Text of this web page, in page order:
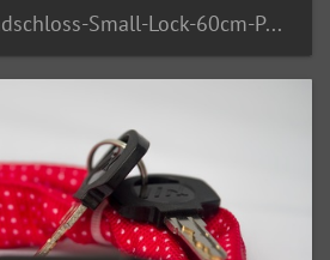
20398-Liix-Fahrradschloss-Small-Lock-60cm-Polka-Dots-Red 1